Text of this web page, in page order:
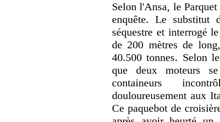
Selon l'Ansa, le
enquête. Le substitut
séquestre et interrogé
de 200 mètres de
40.500 tonnes. Selon
que deux moteurs
containeurs
douloureusement aux
Ce paquebot de